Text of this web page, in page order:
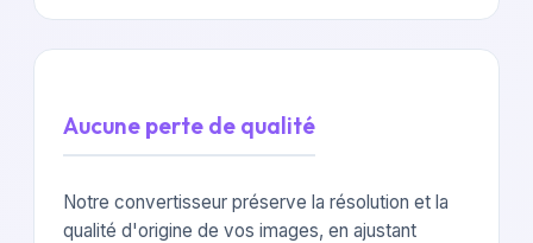
Aucune perte de qualité
Notre convertisseur préserve la résolution et la
qualité d'origine de vos images, en ajustant